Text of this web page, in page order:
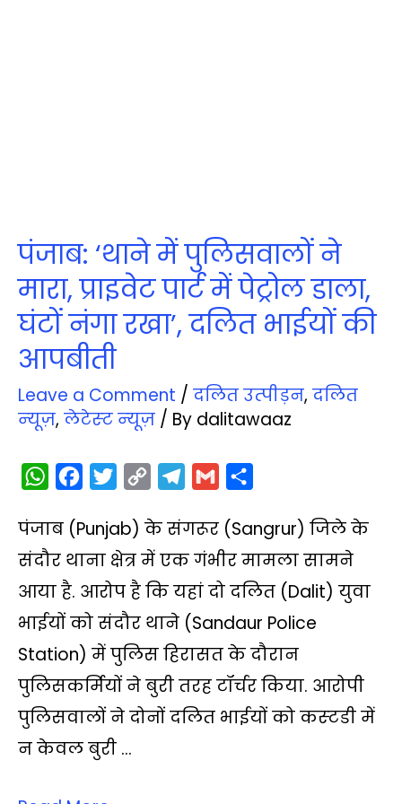
पंजाब: ‘थाने में पुलिसवालों ने
मारा, प्राइवेट पार्ट में पेट्रोल डाला,
घंटों नंगा रखा’, दलित भाईयों की
आपबीती
Leave a Comment / दलित उत्‍पीड़न, दलित
न्‍यूज़, लेटेस्‍ट न्‍यूज़ / By dalitawaaz
W
a
t
s
A
p
c
e
b
o
k
i
t
t
e
p
y
L
k
l
e
g
r
a
m
a
i
l
a
r
e
पंजाब (Punjab) के संगरूर (Sangrur) जिले के
संदौर थाना क्षेत्र में एक गंभीर मामला सामने
आया है. आरोप है कि यहां दो दलित (Dalit) युवा
भाईयों को संदौर थाने (Sandaur Police
Station) में पुलिस हिरासत के दौरान
पुलिसकर्मियों ने बुरी तरह टॉर्चर किया. आरोपी
पुलिसवालों ने दोनों दलित भाईयों को कस्‍टडी में
न केवल बुरी …